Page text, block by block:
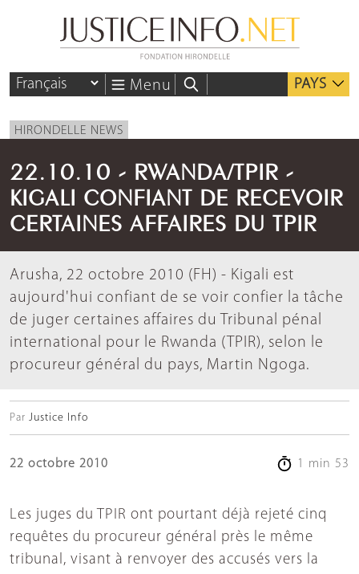
Menu PAYS
HIRONDELLE NEWS
22.10.10 - RWANDA/TPIR -
KIGALI CONFIANT DE RECEVOIR
CERTAINES AFFAIRES DU TPIR
Arusha, 22 octobre 2010 (FH) - Kigali est
aujourd'hui confiant de se voir confier la tâche
de juger certaines affaires du Tribunal pénal
international pour le Rwanda (TPIR), selon le
procureur général du pays, Martin Ngoga.
Par Justice Info
22 octobre 2010 1 min 53
Les juges du TPIR ont pourtant déjà rejeté cinq
requêtes du procureur général près le même
tribunal, visant à renvoyer des accusés vers la